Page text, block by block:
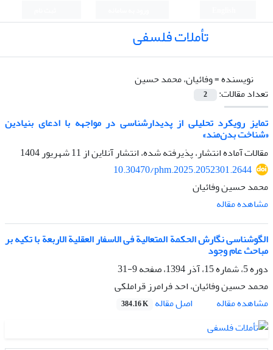
تأملات فلسفی
نویسنده =وفائیان، محمد حسین
تعداد مقالات:
2
تمایز رویکرد تحلیلی از پدیدارشناسی در مواجهه با ادعای بنیادین
«شناخت بدن‌مند»
مقالات آماده انتشار، پذیرفته شده، انتشار آنلاین از11 شهریور 1404
10.30470/phm.2025.2052301.2644
محمد حسین وفائیان
مشاهده مقاله
الگوشناسی نگارش الحکمة المتعالیة فی الاسفار العقلیة الاربعة با تکیه بر
مباحث عام وجود
دوره 5، شماره 15، آذر 1394، صفحه
9-31
محمد حسین وفائیان، احد فرامرز قراملکی
مشاهده مقاله
اصل مقاله 384.16 K